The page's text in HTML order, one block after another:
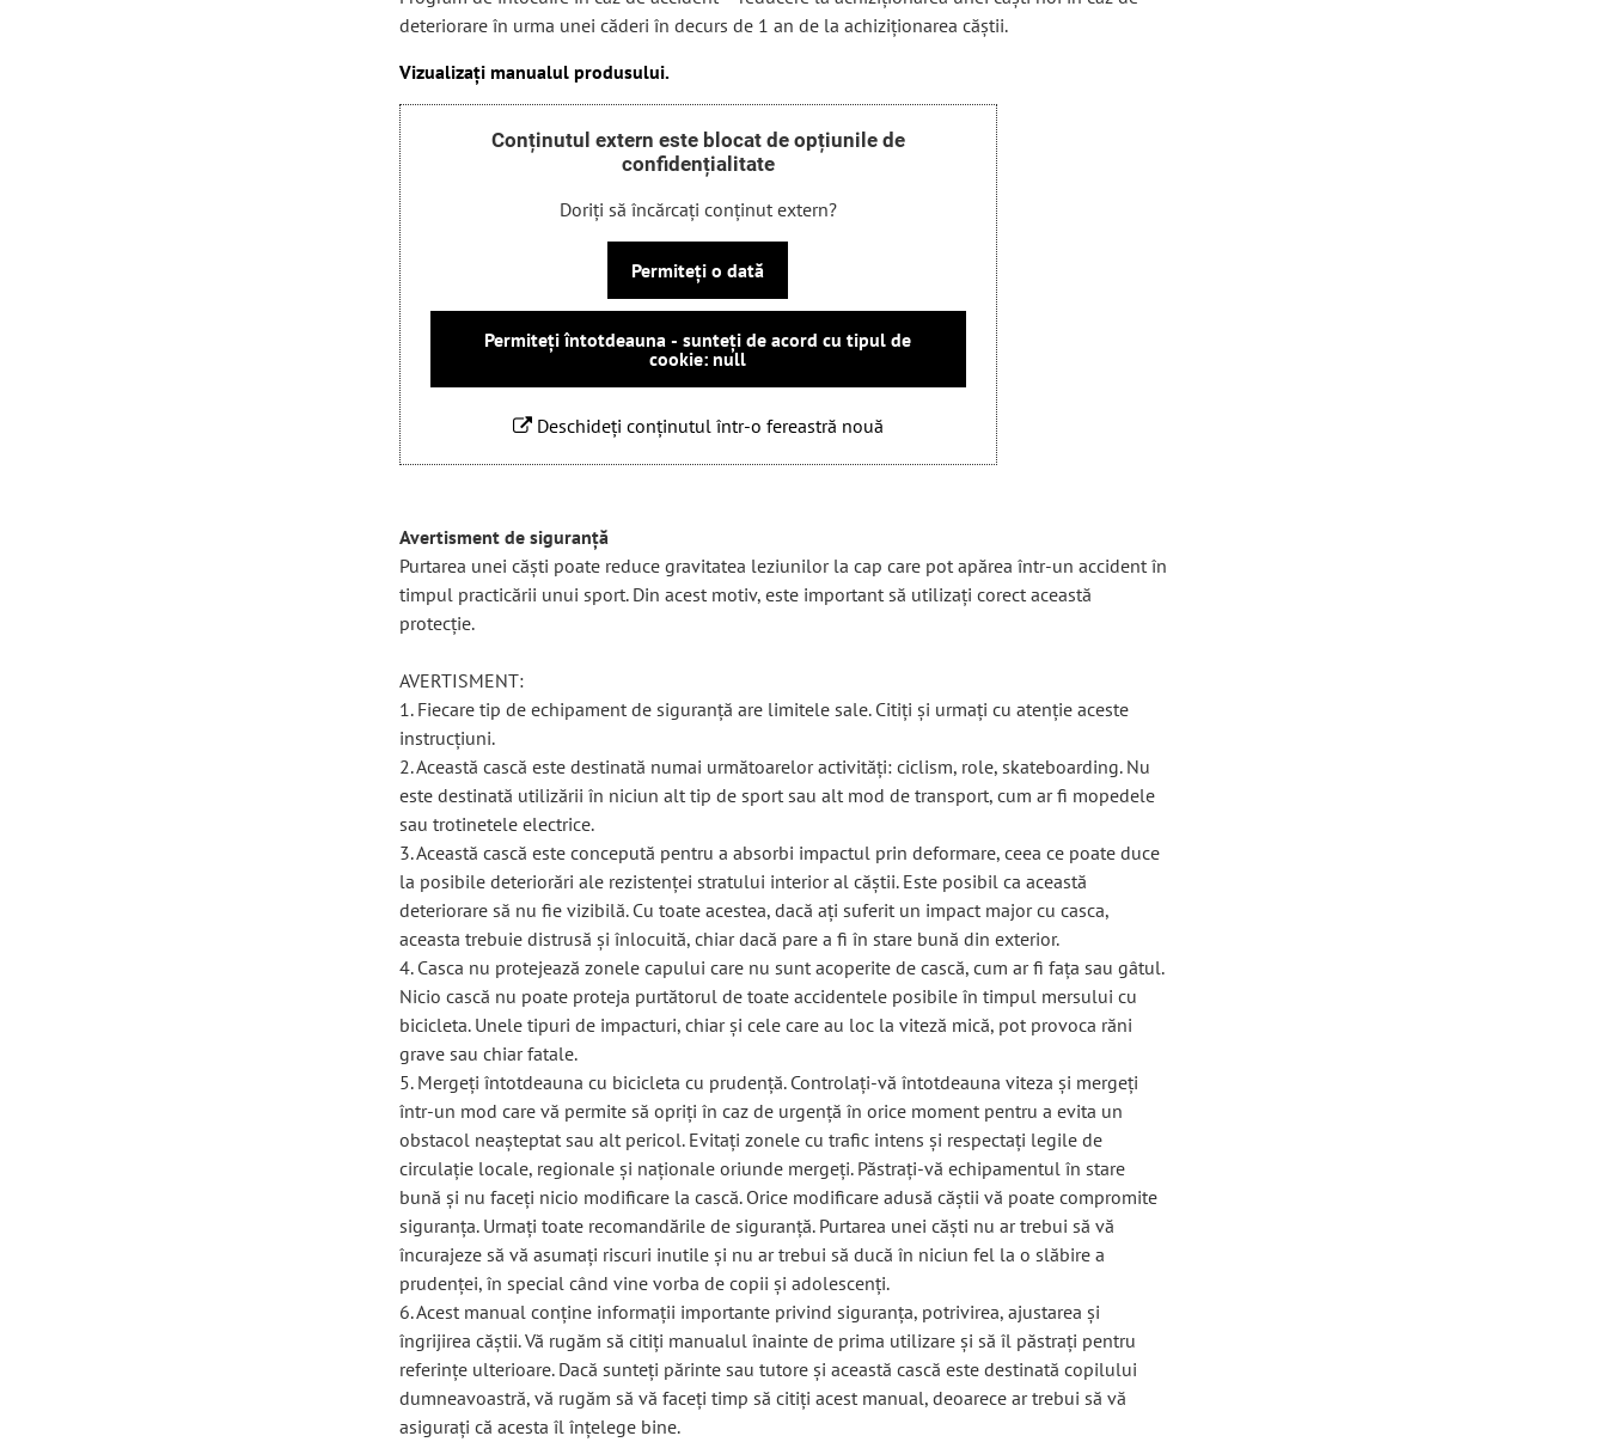
deteriorare în urma unei căderi în decurs de 1 an de la achiziționarea căștii.
Vizualizați manualul produsului.
Conținutul extern este blocat de opțiunile de
confidențialitate
Doriți să încărcați conținut extern?
Permiteți o dată
Permiteți întotdeauna - sunteți de acord cu tipul de
cookie: null
Deschideți conținutul într-o fereastră nouă
Avertisment de siguranță
Purtarea unei căști poate reduce gravitatea leziunilor la cap care pot apărea într-un accident în
timpul practicării unui sport. Din acest motiv, este important să utilizați corect această
protecție.
AVERTISMENT:
1. Fiecare tip de echipament de siguranță are limitele sale. Citiți și urmați cu atenție aceste
instrucțiuni.
2. Această cască este destinată numai următoarelor activități: ciclism, role, skateboarding. Nu
este destinată utilizării în niciun alt tip de sport sau alt mod de transport, cum ar fi mopedele
sau trotinetele electrice.
3. Această cască este concepută pentru a absorbi impactul prin deformare, ceea ce poate duce
la posibile deteriorări ale rezistenței stratului interior al căștii. Este posibil ca această
deteriorare să nu fie vizibilă. Cu toate acestea, dacă ați suferit un impact major cu casca,
aceasta trebuie distrusă și înlocuită, chiar dacă pare a fi în stare bună din exterior.
4. Casca nu protejează zonele capului care nu sunt acoperite de cască, cum ar fi fața sau gâtul.
Nicio cască nu poate proteja purtătorul de toate accidentele posibile în timpul mersului cu
bicicleta. Unele tipuri de impacturi, chiar și cele care au loc la viteză mică, pot provoca răni
grave sau chiar fatale.
5. Mergeți întotdeauna cu bicicleta cu prudență. Controlați-vă întotdeauna viteza și mergeți
într-un mod care vă permite să opriți în caz de urgență în orice moment pentru a evita un
obstacol neașteptat sau alt pericol. Evitați zonele cu trafic intens și respectați legile de
circulație locale, regionale și naționale oriunde mergeți. Păstrați-vă echipamentul în stare
bună și nu faceți nicio modificare la cască. Orice modificare adusă căștii vă poate compromite
siguranța. Urmați toate recomandările de siguranță. Purtarea unei căști nu ar trebui să vă
încurajeze să vă asumați riscuri inutile și nu ar trebui să ducă în niciun fel la o slăbire a
prudenței, în special când vine vorba de copii și adolescenți.
6. Acest manual conține informații importante privind siguranța, potrivirea, ajustarea și
îngrijirea căștii. Vă rugăm să citiți manualul înainte de prima utilizare și să îl păstrați pentru
referințe ulterioare. Dacă sunteți părinte sau tutore și această cască este destinată copilului
dumneavoastră, vă rugăm să vă faceți timp să citiți acest manual, deoarece ar trebui să vă
asigurați că acesta îl înțelege bine.